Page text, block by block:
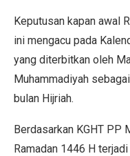
Keputusan kapan awal
ini mengacu pada
yang diterbitkan oleh
Muhammadiyah
bulan Hijriah.
Berdasarkan KGHT PP
Ramadan 1446 H